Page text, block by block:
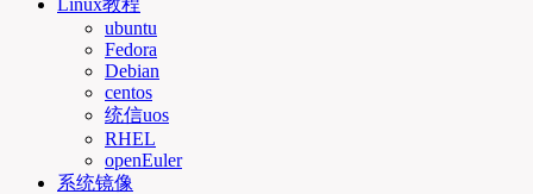
ubuntu
Fedora
Debian
centos
统信uos
RHEL
openEuler
系统镜像